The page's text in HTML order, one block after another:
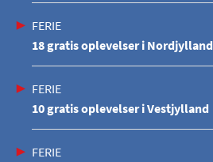
FERIE
18 gratis oplevelser i Nordjylland
FERIE
10 gratis oplevelser i Vestjylland
FERIE